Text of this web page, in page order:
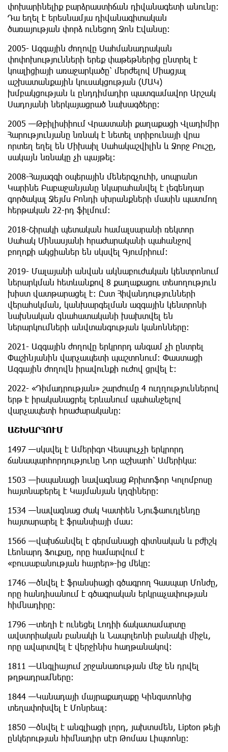
փոխարինելիք բարձրաստիճան դիվանագետի անունը:
Դա եղել է երեսնամյա դիվանագիտական
ծառայության փորձ ունեցող Ջոն Էվանսը:
2005- Ազգային ժողովը Սահմանադրական
փոփոխությունների երեք փաթեթներից ընտրել է
կոալիցիայի առաջարկածը՝ մերժելով Միացյալ
աշխատանքային կուսակցության (ՄԱԿ)
խմբակցության և ընդդիմադիր պատգամավոր Արշակ
Սադոյանի ներկայացրած նախագծերը:
2005 —Թբիլիսիիում Վրաստանի քաղաքացի Վլադիմիր
Հարությունյանը նռնակ է նետել տրիբունայի վրա
որտեղ եղել են Միխաիլ Սահակաշվիլին և Ջորջ Բուշը,
սակայն նռնակը չի պայթել:
2008-Հայազգի օպերային մեներգչուհի, սոպրանո
Կարինե Բաբաջանյանը նկարահանվել է լեգենդար
գործակալ Ջեյմս Բոնդի սխրանքների մասին պատմող
հերթական 22-րդ ֆիլմում:
2018-Շիրակի պետական համալսարանի ռեկտոր
Սահակ Մինասյանի հրաժարականի պահանջով
բողոքի ակցիաներ են սկսվել Գյումրիում:
2019- Մալայանի անվան ակնաբուժական կենտրոնում
ներարկման հետևանքով 8 քաղաքացու տեսողություն
խիստ վատթարացել է: Ըստ Հիվանդությունների
վերահսկման, կանխարգելման ազգային կենտրոնի
նախնական գնահատականի խախտվել են
ներարկումների անվտանգության կանոնները:
2021- Ազգային ժողովը երկրորդ անգամ չի ընտրել
Փաշինյանին վարչապետի պաշտոնում: Փաստացի
Ազգային ժողովն իրավունքի ուժով ցրվել է:
2022- «Դիմադրության» շարժումը 4 ուղղություններով
երթ է իրականացրել Երևանում պահանջելով
վարչապետի հրաժարականը:
ԱՇԽԱՐՀՈՒՄ
1497 —սկսվել է Ամերիգո Վեսպուչչի երկրորդ
ճանապարհորդությունը Նոր աշխարհ՝ Ամերիկա:
1503 —իսպանացի նավագնաց Քրիտոֆոր Կոլոմբոսը
հայտնաբերել է Կայմանյան կղզիները:
1534 —նավագնաց Ժակ Կատիեն Նյուֆաուդլենդը
հայտարարել է ֆրանսիայի մաս:
1566 —վախճանվել է գերմանացի գիտնական և բժիշկ
Լեոնարդ Ֆուքսը, որը համարվում է
«բուսաբանության հայրեր»-ից մեկը:
1746 —ծնվել է ֆրանսիացի գծագրող Գասպար Մոնժը,
որը հանդիսանում է գծագրական երկրաչափության
հիմնադիրը:
1796 —տեղի է ունեցել Լոդիի ճակատամարտը
ավստրիական բանակի և Նապոլեոնի բանակի միջև,
որը ավարտվել է վերջինիս հաղթանակով:
1811 —Անգլիայում շրջանառության մեջ են դրվել
թղթադրամները:
1844 —Կանադայի մայրաքաղաքը Կինգստոնից
տեղափոխվել է Մոնրեալ:
1850 —ծնվել է անգլիացի լորդ, յախտսմեն, Lipton թեյի
ընկերության հիմնադիր սէր Թոմաս Լիպտոնը: